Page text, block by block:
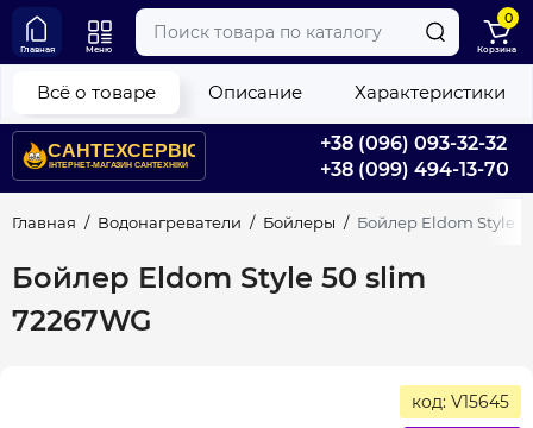
+38 (096) 093-32-32
+38 (099) 494-13-70
Главная Меню
0
Корзина
Главная Водонагреватели Бойлеры Бойлер Eldom Style
Бойлер Eldom Style 50 slim
72267WG
Всё о товаре Описание Характеристики
код: V15645